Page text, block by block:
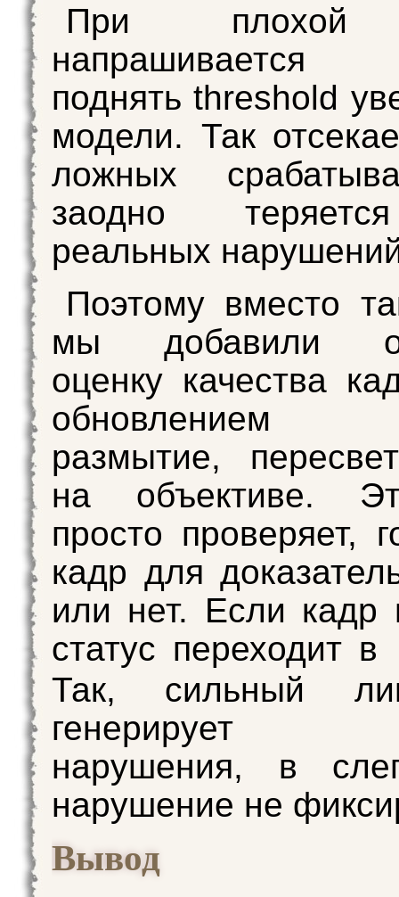
При плохой
напрашивается
поднять threshold
модели. Так
ложных
заодно
реальных
Поэтому вместо
мы добавили
оценку качества
обновлением
размытие,
на объективе.
просто проверяет,
кадр для
или нет. Если кадр
статус переходит в
Так, сильный
генерирует
нарушения, в
нарушение не
Вывод